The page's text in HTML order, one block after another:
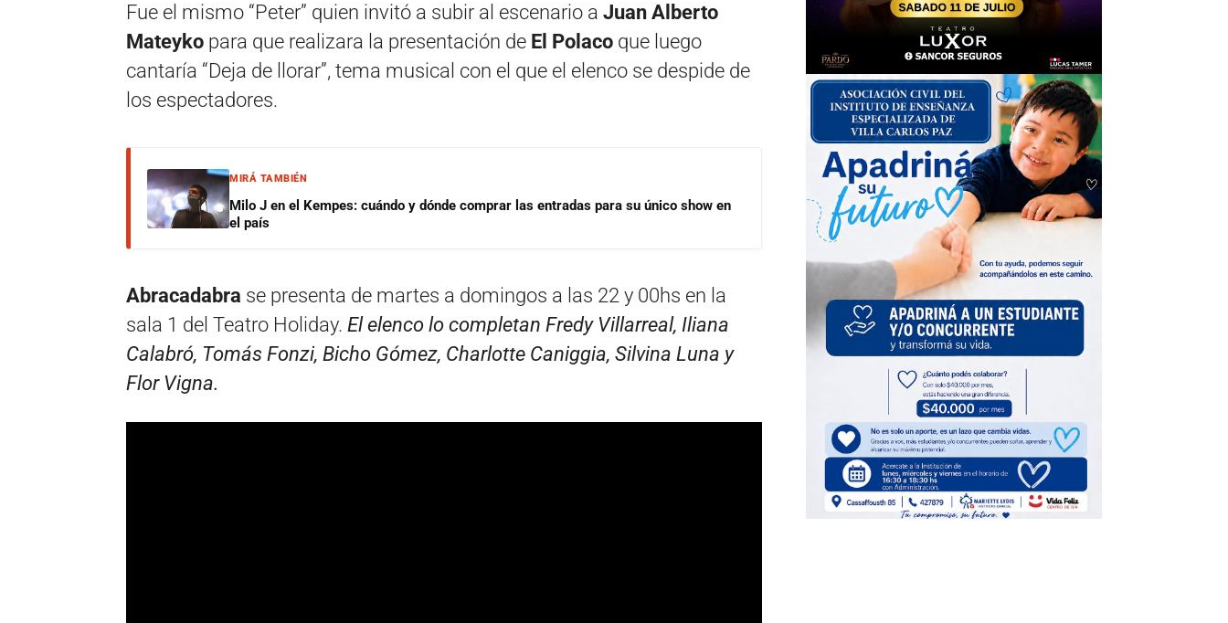
Fue el mismo “Peter” quien invitó a subir al escenario a Juan Alberto
Mateyko para que realizara la presentación de El Polaco que luego
cantaría “Deja de llorar”, tema musical con el que el elenco se despide de
los espectadores.
MIRÁ TAMBIÉN
Milo J en el Kempes: cuándo y dónde comprar las entradas para su único show en
el país
Abracadabra se presenta de martes a domingos a las 22 y 00hs en la
sala 1 del Teatro Holiday. El elenco lo completan Fredy Villarreal, Iliana
Calabró, Tomás Fonzi, Bicho Gómez, Charlotte Caniggia, Silvina Luna y
Flor Vigna.